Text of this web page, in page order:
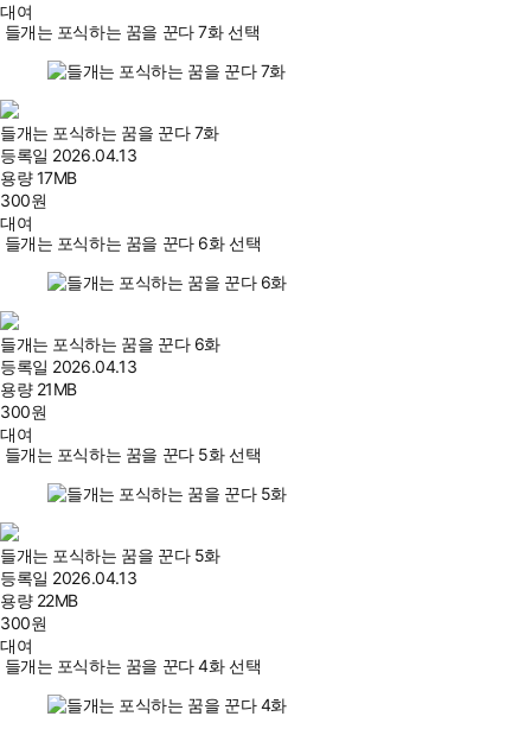
대여
들개는 포식하는 꿈을 꾼다 7화 선택
들개는 포식하는 꿈을 꾼다 7화
등록일 2026.04.13
용량17MB
300원
대여
들개는 포식하는 꿈을 꾼다 6화 선택
들개는 포식하는 꿈을 꾼다 6화
등록일 2026.04.13
용량 21MB
300원
대여
들개는 포식하는 꿈을 꾼다 5화 선택
들개는 포식하는 꿈을 꾼다 5화
등록일 2026.04.13
용량 22MB
300원
대여
들개는 포식하는 꿈을 꾼다 4화 선택